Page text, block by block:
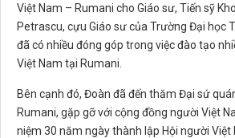
Việt Nam – Rumani cho Giáo sư, Tiến sỹ
Petrascu, cựu Giáo sư của Trường Đại học
đã có nhiều đóng góp trong việc đào tạo
Việt Nam tại Rumani.
Bên cạnh đó, Đoàn đã đến thăm Đại sứ
Rumani, gặp gỡ với cộng đồng người Việt
niệm 30 năm ngày thành lập Hội người Việt